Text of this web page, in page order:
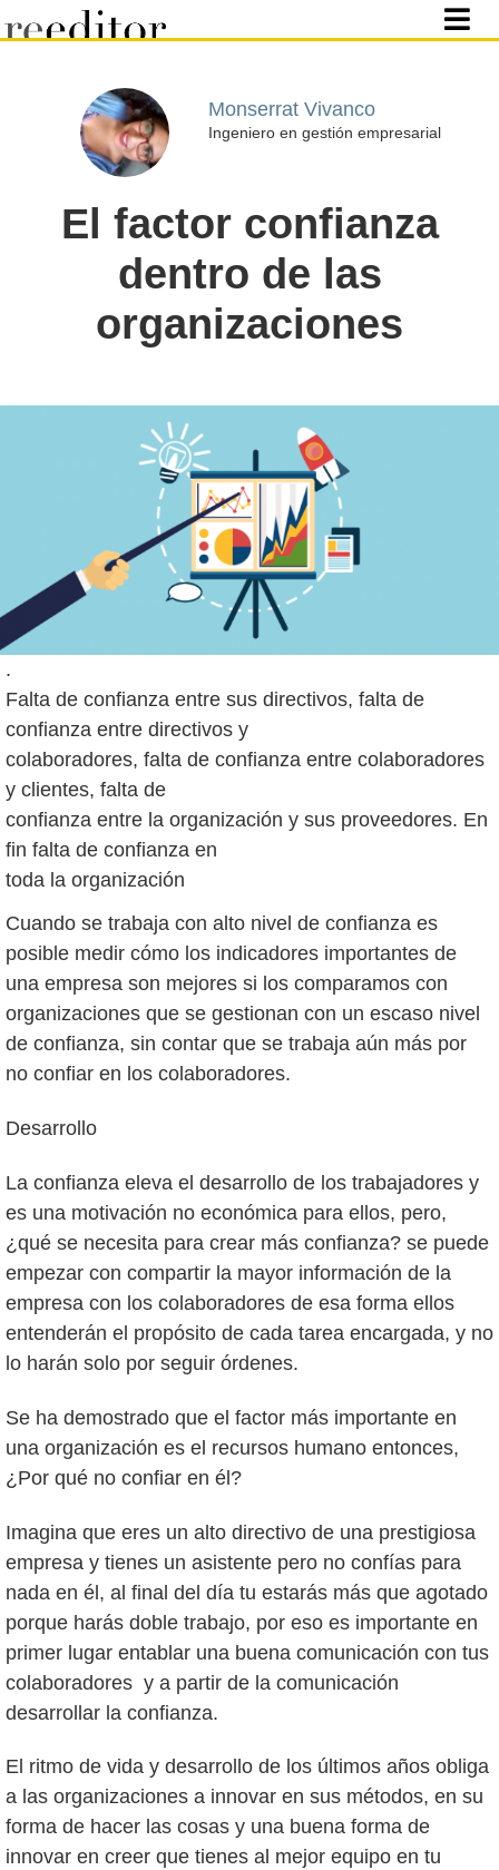
Monserrat Vivanco
Ingeniero en gestión empresarial
El factor confianza
dentro de las
organizaciones
.
Falta de confianza entre sus directivos, falta de
confianza entre directivos y
colaboradores, falta de confianza entre colaboradores
y clientes, falta de
confianza entre la organización y sus proveedores. En
fin falta de confianza en
toda la organización
Cuando se trabaja con alto nivel de confianza es
posible medir cómo los indicadores importantes de
una empresa son mejores si los comparamos con
organizaciones que se gestionan con un escaso nivel
de confianza, sin contar que se trabaja aún más por
no confiar en los colaboradores.
Desarrollo
La confianza eleva el desarrollo de los trabajadores y
es una motivación no económica para ellos, pero,
¿qué se necesita para crear más confianza? se puede
empezar con compartir la mayor información de la
empresa con los colaboradores de esa forma ellos
entenderán el propósito de cada tarea encargada, y no
lo harán solo por seguir órdenes.
Se ha demostrado que el factor más importante en
una organización es el recursos humano entonces,
¿Por qué no confiar en él?
Imagina que eres un alto directivo de una prestigiosa
empresa y tienes un asistente pero no confías para
nada en él, al final del día tu estarás más que agotado
porque harás doble trabajo, por eso es importante en
primer lugar entablar una buena comunicación con tus
colaboradores y a partir de la comunicación
desarrollar la confianza.
El ritmo de vida y desarrollo de los últimos años obliga
a las organizaciones a innovar en sus métodos, en su
forma de hacer las cosas y una buena forma de
innovar en creer que tienes al mejor equipo en tu